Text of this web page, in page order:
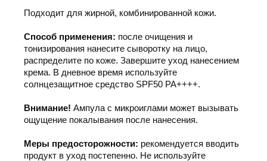
Подходит для жирной, комбинированной кожи.
Способ применения: после очищения и
тонизирования нанесите сыворотку на лицо,
распределите по коже. Завершите уход нанесением
крема. В дневное время используйте
солнцезащитное средство SPF50 PA++++.
Внимание! Ампула с микроиглами может вызывать
ощущение покалывания после нанесения.
Меры предосторожности: рекомендуется вводить
продукт в уход постепенно. Не используйте